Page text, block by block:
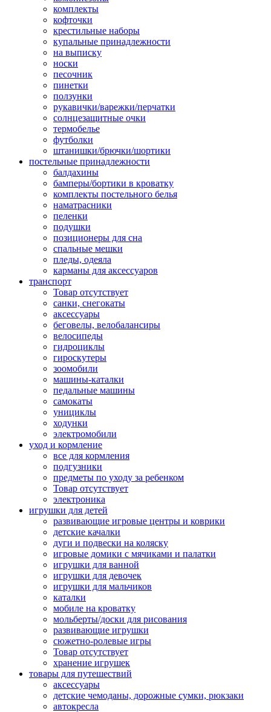
комплекты
кофточки
крестильные наборы
купальные принадлежности
на выписку
носки
песочник
пинетки
ползунки
рукавички/варежки/перчатки
солнцезащитные очки
термобелье
футболки
штанишки/брючки/шортики
постельные принадлежности
балдахины
бамперы/бортики в кроватку
комплекты постельного белья
наматрасники
пеленки
подушки
позиционеры для сна
спальные мешки
пледы, одеяла
карманы для аксеcсуаров
транспорт
Товар отсутствует
санки, снегокаты
аксессуары
беговелы, велобалансиры
велосипеды
гидроциклы
гироскутеры
зоомобили
машины-каталки
педальные машины
самокаты
унициклы
ходунки
электромобили
уход и кормление
все для кормления
подгузники
предметы по уходу за ребенком
Товар отсутствует
электроника
игрушки для детей
развивающие игровые центры и коврики
детские качалки
дуги и подвески на коляску
игровые домики с мячиками и палатки
игрушки для ванной
игрушки для девочек
игрушки для мальчиков
каталки
мобиле на кроватку
мольберты/доски для рисования
развивающие игрушки
сюжетно-ролевые игры
Товар отсутствует
хранение игрушек
товары для путешествий
аксессуары
детские чемоданы, дорожные сумки, рюкзаки
автокресла